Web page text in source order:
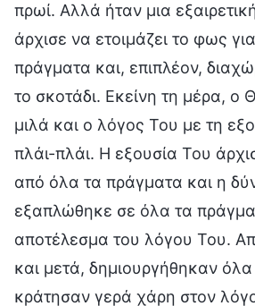
πρωί. Αλλά ήταν μια
άρχισε να ετοιμάζει το φως
πράγματα και, επιπλέον,
το σκοτάδι. Εκείνη τη μέρα, ο
μιλά και ο λόγος Του με τη
πλάι-πλάι. Η εξουσία Του
από όλα τα πράγματα και η
εξαπλώθηκε σε όλα τα
αποτέλεσμα του λόγου Του.
και μετά, δημιουργήθηκαν
κράτησαν γερά χάρη στον